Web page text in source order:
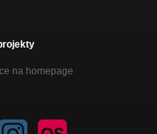
na homepage